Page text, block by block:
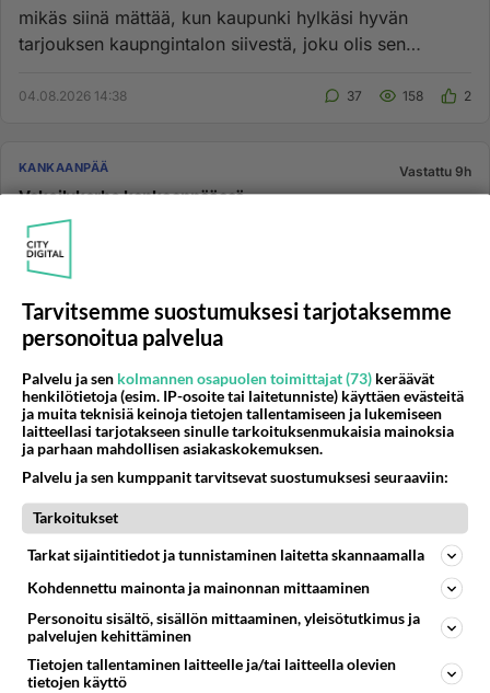
mikäs siinä mättää, kun kaupunki hylkäsi hyvän
tarjouksen kaupngintalon siivestä, joku olis sen
04.08.2026 14:38 37 158 2
KANKAANPÄÄ Vastattu 9h
Vakoilukerho kankaanpäässä
Hei, olen tulossa kankaanpäähän talveksi lumitöihin.
Vapaa-ajan ohjelma on vielä auki ja mietinkin, että
onko kankaanpää...
06.08.2026 17:06 8 122
SYSMÄ Vastattu 9h
Eikö teitä hävetä
Jos liikutte pois Sysmän alueelta niin hävettääkö
myöntää olevansa Sysmästä jos joku kysyy?...
31.07.2026 09:13
KUOPIO Vastattu 7pv
Pitsa Kuopioon muuttaville
lahjaksi ilmaisen pitsan jee..aika hyvä idea....
Tarvitsemme suostumuksesi tarjotaksemme
personoitua palvelua
Palvelu ja sen kolmannen osapuolen toimittajat (73) keräävät
henkilötietoja (esim. IP-osoite tai laitetunniste) käyttäen evästeitä
ja muita teknisiä keinoja tietojen tallentamiseen ja lukemiseen
laitteellasi tarjotakseen sinulle tarkoituksenmukaisia mainoksia
ja parhaan mahdollisen asiakaskokemuksen.
Palvelu ja sen kumppanit tarvitsevat suostumuksesi seuraaviin:
Tarkoitukset
Tarkat sijaintitiedot ja tunnistaminen laitetta skannaamalla
Kohdennettu mainonta ja mainonnan mittaaminen
Personoitu sisältö, sisällön mittaaminen, yleisötutkimus ja
palvelujen kehittäminen
Tietojen tallentaminen laitteelle ja/tai laitteella olevien
tietojen käyttö